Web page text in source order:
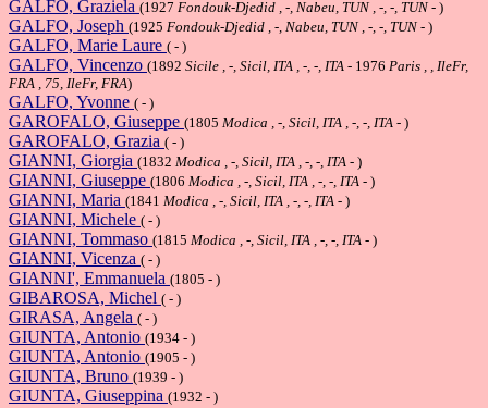
GALFO, Graziela (1927 Fondouk-Djedid , -, Nabeu, TUN , -, -, TUN - )
GALFO, Joseph (1925 Fondouk-Djedid , -, Nabeu, TUN , -, -, TUN - )
GALFO, Marie Laure ( - )
GALFO, Vincenzo (1892 Sicile , -, Sicil, ITA , -, -, ITA - 1976 Paris , , IleFr,
FRA , 75, IleFr, FRA)
GALFO, Yvonne ( - )
GAROFALO, Giuseppe (1805 Modica , -, Sicil, ITA , -, -, ITA - )
GAROFALO, Grazia ( - )
GIANNI, Giorgia (1832 Modica , -, Sicil, ITA , -, -, ITA - )
GIANNI, Giuseppe (1806 Modica , -, Sicil, ITA , -, -, ITA - )
GIANNI, Maria (1841 Modica , -, Sicil, ITA , -, -, ITA - )
GIANNI, Michele ( - )
GIANNI, Tommaso (1815 Modica , -, Sicil, ITA , -, -, ITA - )
GIANNI, Vicenza ( - )
GIANNI', Emmanuela (1805 - )
GIBAROSA, Michel ( - )
GIRASA, Angela ( - )
GIUNTA, Antonio (1934 - )
GIUNTA, Antonio (1905 - )
GIUNTA, Bruno (1939 - )
GIUNTA, Giuseppina (1932 - )